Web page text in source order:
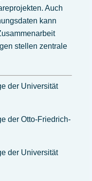
Auch
kann
stellen zentrale
der Universität
der Otto-Friedrich-
der Universität